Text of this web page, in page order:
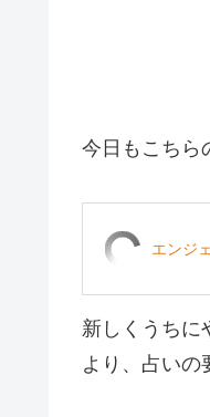
今日もこちら
エンジ
新しくうちに
より、占いの